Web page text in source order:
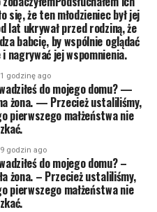
się, że ten młodzieniec był jej
lat ukrywał przed rodziną, że
babcię, by wspólnie oglądać
jej wspomnienia.
1 godzinę ago
do mojego domu? —
żona. — Przecież ustaliliśmy,
pierwszego małżeństwa nie
9 godzin ago
do mojego domu? –
żona. – Przecież ustaliliśmy,
pierwszego małżeństwa nie